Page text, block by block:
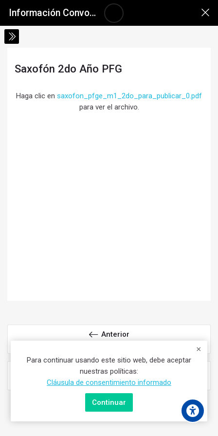
Información Convocatoria a Inscripciones 2026
Saxofón 2do Año PFG
Haga clic en saxofon_pfge_m1_2do_para_publicar_0.pdf
para ver el archivo.
Anterior
Siguiente
Saxofón 3er Año PFG
Para continuar usando este sitio web, debe aceptar
nuestras políticas:
Cláusula de consentimiento informado
Continuar